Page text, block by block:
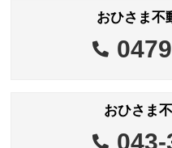
おひさま不
おひさま